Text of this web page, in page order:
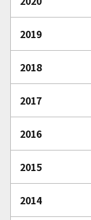
2019
2018
2017
2016
2015
2014